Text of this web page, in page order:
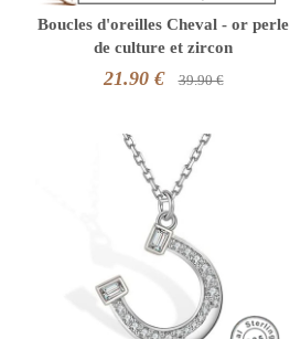
Boucles d'oreilles Cheval - or perle
de culture et zircon
21.90 € 39.90 €